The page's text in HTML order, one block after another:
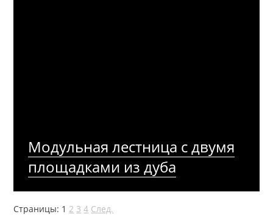
Модульная лестница с двумя
площадками из дуба
Страницы: 1 2 3 4 След.